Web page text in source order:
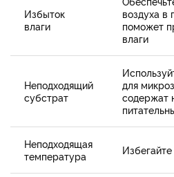
Избыток
влаги
воздуха в
поможет
влаги
Неподходящий
субстрат
для
содержат
Неподходящая
температура